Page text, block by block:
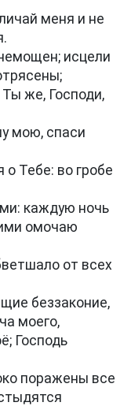
меня и не
исцели
же, Господи,
мою, спаси
Тебе: во гробе
каждую ночь
омочаю
от всех
беззаконие,
моего,
Господь
поражены все